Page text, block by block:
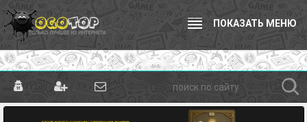
ПОКАЗАТЬ МЕНЮ